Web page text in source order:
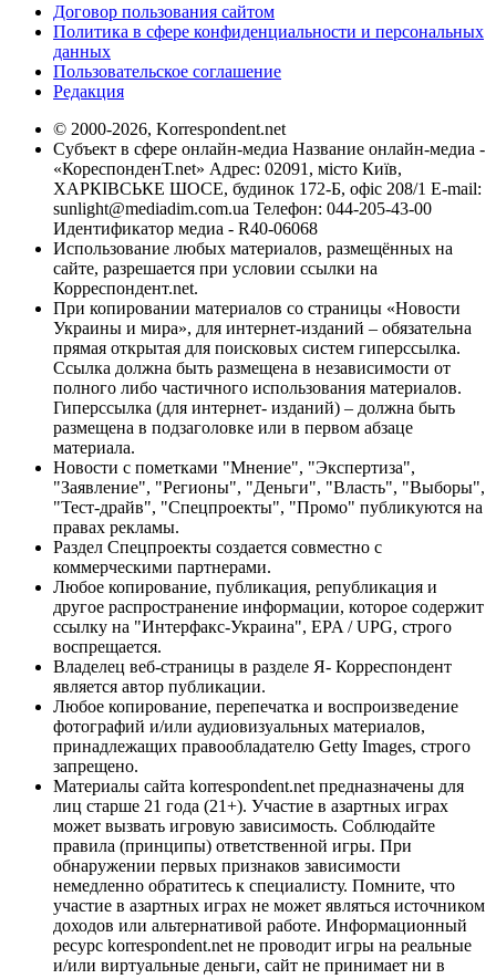
Договор пользования сайтом
Политика в сфере конфиденциальности и персональных
данных
Пользовательское соглашение
Редакция
© 2000-2026, Korrespondent.net
Субъект в сфере онлайн-медиа Название онлайн-медиа -
«КореспонденТ.net» Адрес: 02091, місто Київ,
ХАРКІВСЬКЕ ШОСЕ, будинок 172-Б, офіс 208/1 E-mail:
sunlight@mediadim.com.ua Телефон: 044-205-43-00
Идентификатор медиа - R40-06068
Использование любых материалов, размещённых на
сайте, разрешается при условии ссылки на
Корреспондент.net.
При копировании материалов со страницы «Новости
Украины и мира», для интернет-изданий – обязательна
прямая открытая для поисковых систем гиперссылка.
Ссылка должна быть размещена в независимости от
полного либо частичного использования материалов.
Гиперссылка (для интернет- изданий) – должна быть
размещена в подзаголовке или в первом абзаце
материала.
Новости с пометками "Мнение", "Экспертиза",
"Заявление", "Регионы", "Деньги", "Власть", "Выборы",
"Тест-драйв", "Спецпроекты", "Промо" публикуются на
правах рекламы.
Раздел Спецпроекты создается совместно с
коммерческими партнерами.
Любое копирование, публикация, републикация и
другое распространение информации, которое содержит
ссылку на "Интерфакс-Украина", EPA / UPG, строго
воспрещается.
Владелец веб-страницы в разделе Я- Корреспондент
является автор публикации.
Любое копирование, перепечатка и воспроизведение
фотографий и/или аудиовизуальных материалов,
принадлежащих правообладателю Getty Images, строго
запрещено.
Материалы сайта korrespondent.net предназначены для
лиц старше 21 года (21+). Участие в азартных играх
может вызвать игровую зависимость. Соблюдайте
правила (принципы) ответственной игры. При
обнаружении первых признаков зависимости
немедленно обратитесь к специалисту. Помните, что
участие в азартных играх не может являться источником
доходов или альтернативой работе. Информационный
ресурс korrespondent.net не проводит игры на реальные
и/или виртуальные деньги, сайт не принимает ни в